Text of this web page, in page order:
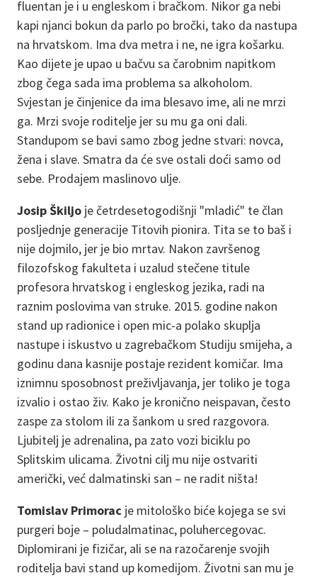
fluentan je i u engleskom i bračkom. Nikor ga nebi
kapi njanci bokun da parlo po bročki, tako da nastupa
na hrvatskom. Ima dva metra i ne, ne igra košarku.
Kao dijete je upao u bačvu sa čarobnim napitkom
zbog čega sada ima problema sa alkoholom.
Svjestan je činjenice da ima blesavo ime, ali ne mrzi
ga. Mrzi svoje roditelje jer su mu ga oni dali.
Standupom se bavi samo zbog jedne stvari: novca,
žena i slave. Smatra da će sve ostali doći samo od
sebe. Prodajem maslinovo ulje.
Josip Škiljo je četrdesetogodišnji "mladić" te član
posljednje generacije Titovih pionira. Tita se to baš i
nije dojmilo, jer je bio mrtav. Nakon završenog
filozofskog fakulteta i uzalud stečene titule
profesora hrvatskog i engleskog jezika, radi na
raznim poslovima van struke. 2015. godine nakon
stand up radionice i open mic-a polako skuplja
nastupe i iskustvo u zagrebačkom Studiju smijeha, a
godinu dana kasnije postaje rezident komičar. Ima
iznimnu sposobnost preživljavanja, jer toliko je toga
izvalio i ostao živ. Kako je kronično neispavan, često
zaspe za stolom ili za šankom u sred razgovora.
Ljubitelj je adrenalina, pa zato vozi biciklu po
Splitskim ulicama. Životni cilj mu nije ostvariti
američki, već dalmatinski san – ne radit ništa!
Tomislav Primorac je mitološko biće kojega se svi
purgeri boje – poludalmatinac, poluhercegovac.
Diplomirani je fizičar, ali se na razočarenje svojih
roditelja bavi stand up komedijom. Životni san mu je